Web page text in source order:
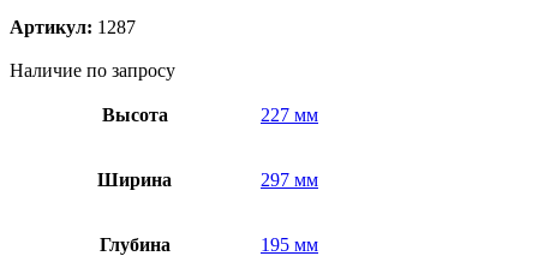
Артикул: 1287
Наличие по запросу
Высота 227 мм
Ширина 297 мм
Глубина 195 мм